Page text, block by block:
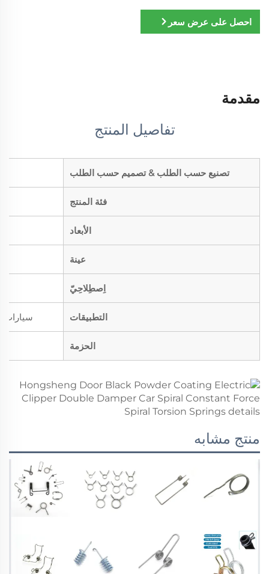
احصل على عرض سعر
مقدمة
تفاصيل المنتج
تصنيع حسب الطلب & تصميم حسب الطلب
فئة المنتج
الأبعاد
عينة
اِصطِلاحِيّ
التطبيقات سيارات،
الحزمة
منتج مشابه